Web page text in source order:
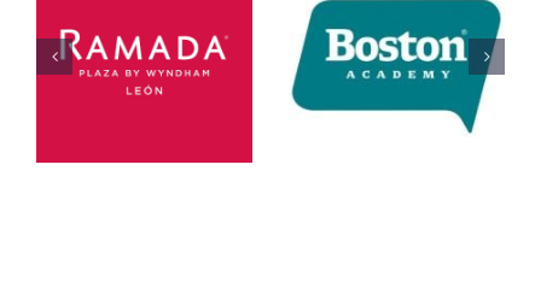
Boston
Academy
Hampton
Inn By
Hilton